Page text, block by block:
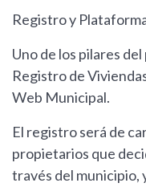
Registro y
Uno de los pilares
Registro de
Web Municipal.
El registro será de
propietarios que
través del municipio,